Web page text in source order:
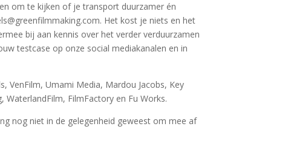
om te kijken of je transport duurzamer én
Het kost je niets en het
bij aan kennis over het verder verduurzamen
testcase op onze social mediakanalen en in
VenFilm, Umami Media, Mardou Jacobs, Key
WaterlandFilm, FilmFactory en Fu Works.
nog niet in de gelegenheid geweest om mee af